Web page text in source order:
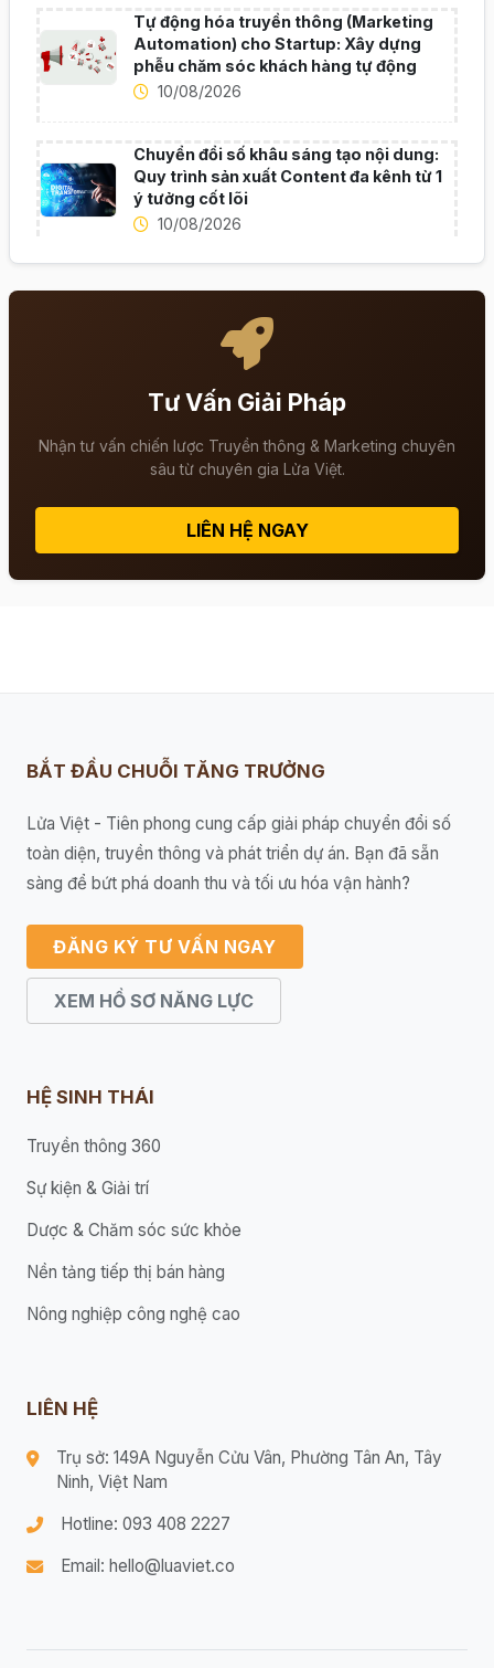
Tự động hóa truyền thông (Marketing
Automation) cho Startup: Xây dựng
phễu chăm sóc khách hàng tự động
10/08/2026
Chuyển đổi số khâu sáng tạo nội dung:
Quy trình sản xuất Content đa kênh từ 1
ý tưởng cốt lõi
10/08/2026
Tư Vấn Giải Pháp
Nhận tư vấn chiến lược Truyền thông & Marketing chuyên
sâu từ chuyên gia Lửa Việt.
LIÊN HỆ NGAY
BẮT ĐẦU CHUỖI TĂNG TRƯỞNG
Lửa Việt - Tiên phong cung cấp giải pháp chuyển đổi số
toàn diện, truyền thông và phát triển dự án. Bạn đã sẵn
sàng để bứt phá doanh thu và tối ưu hóa vận hành?
ĐĂNG KÝ TƯ VẤN NGAY
XEM HỒ SƠ NĂNG LỰC
HỆ SINH THÁI
Truyền thông 360
Sự kiện & Giải trí
Dược & Chăm sóc sức khỏe
Nền tảng tiếp thị bán hàng
Nông nghiệp công nghệ cao
LIÊN HỆ
Trụ sở: 149A Nguyễn Cửu Vân, Phường Tân An, Tây
Ninh, Việt Nam
Hotline: 093 408 2227
Email: hello@luaviet.co